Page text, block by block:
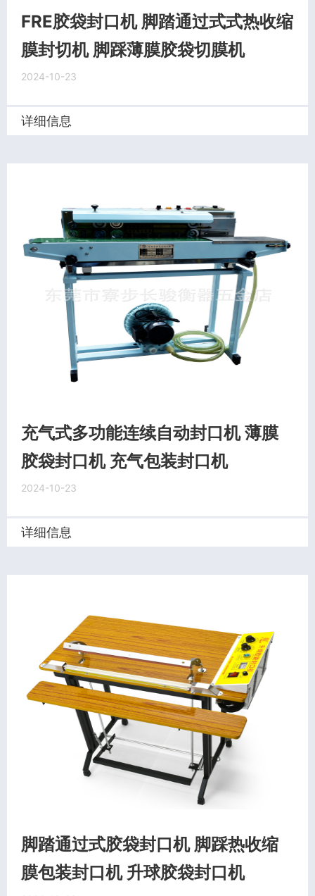
FRE胶袋封口机 脚踏通过式式热收缩
膜封切机 脚踩薄膜胶袋切膜机
2024-10-23
详细信息
充气式多功能连续自动封口机 薄膜
胶袋封口机 充气包装封口机
2024-10-23
详细信息
脚踏通过式胶袋封口机 脚踩热收缩
膜包装封口机 升球胶袋封口机